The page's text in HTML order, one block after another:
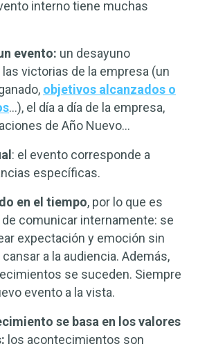
interno tiene muchas
evento: un desayuno
victorias de la empresa (un
objetivos alcanzados o
…), el día a día de la empresa,
de Año Nuevo…
: el evento corresponde a
específicas.
en el tiempo, por lo que es
comunicar internamente: se
expectación y emoción sin
a la audiencia. Además,
se suceden. Siempre
evento a la vista.
se basa en los valores
los acontecimientos son